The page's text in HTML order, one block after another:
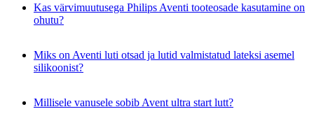
Kas värvimuutusega Philips Aventi tooteosade kasutamine on
ohutu?
Miks on Aventi luti otsad ja lutid valmistatud lateksi asemel
silikoonist?
Millisele vanusele sobib Avent ultra start lutt?